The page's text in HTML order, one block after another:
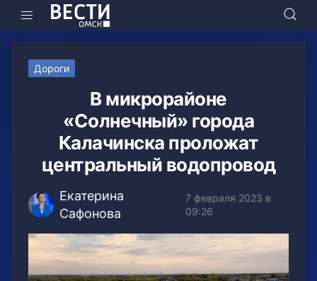
Дороги
В микрорайоне
«Солнечный» города
Калачинска проложат
центральный водопровод
Екатерина
Сафонова
7 февраля 2023 в
09:26